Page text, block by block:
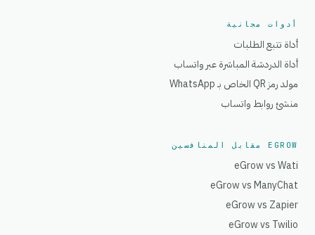
أدوات مجانية
أداة تتبع الطلبات
أداة الدردشة المباشرة عبر واتساب
مولد رمز QR الخاص بـ WhatsApp
منشئ روابط واتساب
EGROW مقابل المنافسين
eGrow vs Wati
eGrow vs ManyChat
eGrow vs Zapier
eGrow vs Twilio